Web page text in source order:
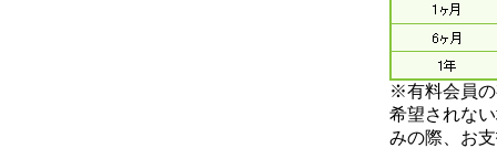
※有料会員の
希望されな
みの際、お